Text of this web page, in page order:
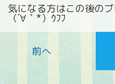
気になる方はこの後の
（´∀｀*）ｳﾌﾌ